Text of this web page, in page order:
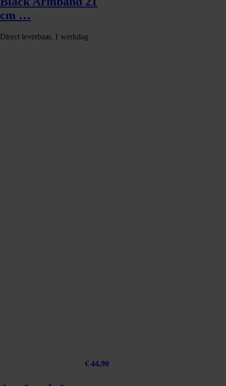
cm …
Direct leverbaar, 1 werkdag
€ 44,90